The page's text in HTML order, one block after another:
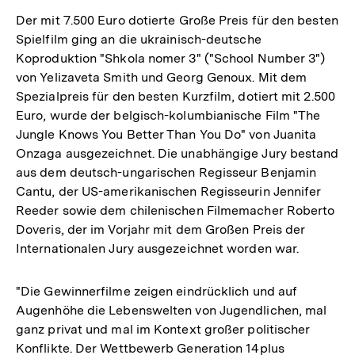
Der mit 7.500 Euro dotierte Große Preis für den besten
Spielfilm ging an die ukrainisch-deutsche
Koproduktion "Shkola nomer 3" ("School Number 3")
von Yelizaveta Smith und Georg Genoux. Mit dem
Spezialpreis für den besten Kurzfilm, dotiert mit 2.500
Euro, wurde der belgisch-kolumbianische Film "The
Jungle Knows You Better Than You Do" von Juanita
Onzaga ausgezeichnet. Die unabhängige Jury bestand
aus dem deutsch-ungarischen Regisseur Benjamin
Cantu, der US-amerikanischen Regisseurin Jennifer
Reeder sowie dem chilenischen Filmemacher Roberto
Doveris, der im Vorjahr mit dem Großen Preis der
Internationalen Jury ausgezeichnet worden war.
"Die Gewinnerfilme zeigen eindrücklich und auf
Augenhöhe die Lebenswelten von Jugendlichen, mal
ganz privat und mal im Kontext großer politischer
Konflikte. Der Wettbewerb Generation 14plus